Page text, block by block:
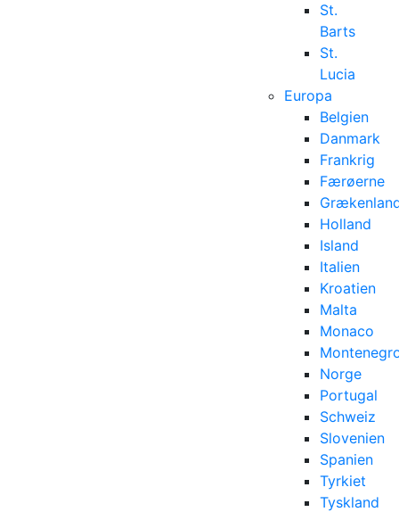
St.
Barts
St.
Lucia
Europa
Belgien
Danmark
Frankrig
Færøerne
Holland
Island
Italien
Kroatien
Malta
Monaco
Norge
Portugal
Schweiz
Slovenien
Spanien
Tyrkiet
Tyskland